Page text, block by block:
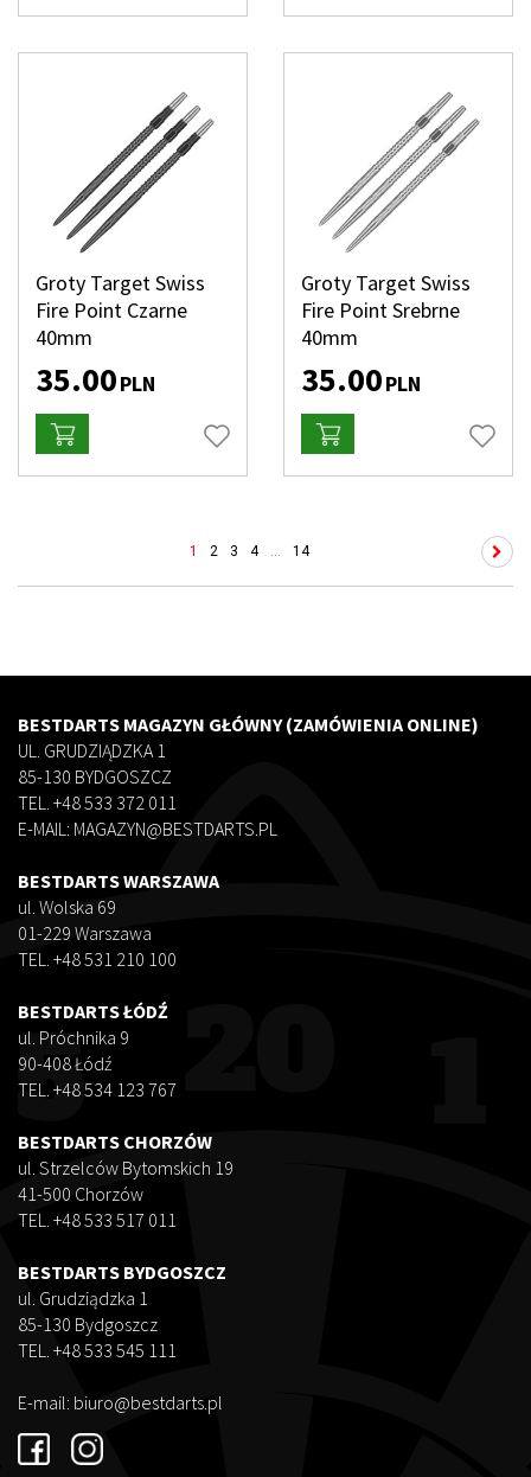
Groty Target Swiss
Fire Point Czarne
40mm
35.00PLN
Groty Target Swiss
Fire Point Srebrne
40mm
35.00PLN
1 2 3 4 14
BESTDARTS MAGAZYN GŁÓWNY (ZAMÓWIENIA ONLINE)
UL. GRUDZIĄDZKA 1
85-130 BYDGOSZCZ
TEL. +48 533 372 011
E-MAIL: MAGAZYN@BESTDARTS.PL
BESTDARTS WARSZAWA
ul. Wolska 69
01-229 Warszawa
TEL. +48 531 210 100
BESTDARTS ŁÓDŹ
ul. Próchnika 9
90-408 Łódź
TEL. +48 534 123 767
BESTDARTS CHORZÓW
ul. Strzelców Bytomskich 19
41-500 Chorzów
TEL. +48 533 517 011
BESTDARTS BYDGOSZCZ
ul. Grudziądzka 1
85-130 Bydgoszcz
TEL. +48 533 545 111
E-mail: biuro@bestdarts.pl